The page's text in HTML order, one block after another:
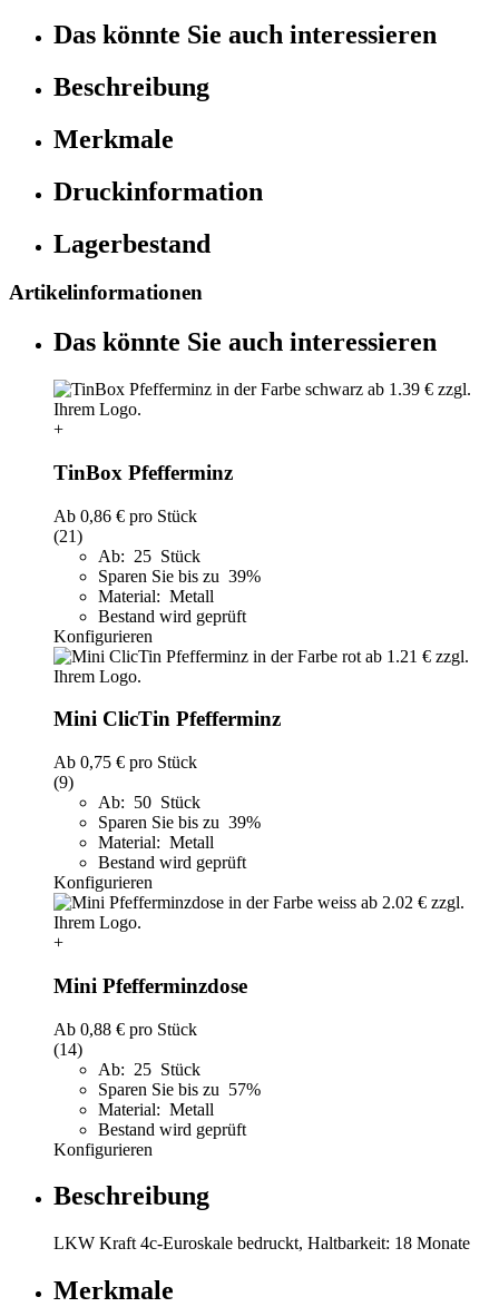
Das könnte Sie auch interessieren
Beschreibung
Merkmale
Druckinformation
Lagerbestand
Artikelinformationen
Das könnte Sie auch interessieren
+
TinBox Pfefferminz
Ab 0,86 € pro Stück
(21)
Ab: 25 Stück
Sparen Sie bis zu 39%
Material: Metall
Bestand wird geprüft
Konfigurieren
Mini ClicTin Pfefferminz
Ab 0,75 € pro Stück
(9)
Ab: 50 Stück
Sparen Sie bis zu 39%
Material: Metall
Bestand wird geprüft
Konfigurieren
+
Mini Pfefferminzdose
Ab 0,88 € pro Stück
(14)
Ab: 25 Stück
Sparen Sie bis zu 57%
Material: Metall
Bestand wird geprüft
Konfigurieren
Beschreibung
LKW Kraft 4c-Euroskale bedruckt, Haltbarkeit: 18 Monate
Merkmale